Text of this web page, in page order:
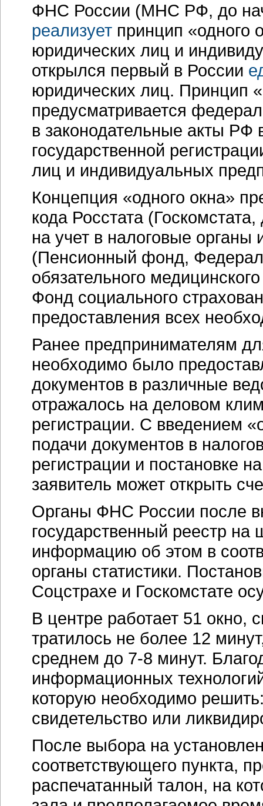
ФНС России (МНС РФ, до
реализует принцип «одного
юридических лиц и
открылся первый в России
юридических лиц. Принцип
предусматривается
в законодательные акты РФ
государственной
лиц и индивидуальных
Концепция «одного окна»
кода Росстата
на учет в налоговые
(Пенсионный фонд,
обязательного
Фонд социального
предоставления всех
Ранее предпринимателям
необходимо было
документов в различные
отражалось на деловом
регистрации. С введением
подачи документов в
регистрации и постановке
заявитель может открыть
Органы ФНС России после
государственный реестр на
информацию об этом в
органы статистики.
Соцстрахе и Госкомстате
В центре работает 51 окно,
тратилось не более 12
среднем до 7-8 минут.
информационных
которую необходимо
свидетельство или
После выбора на
соответствующего пункта,
распечатанный талон, на